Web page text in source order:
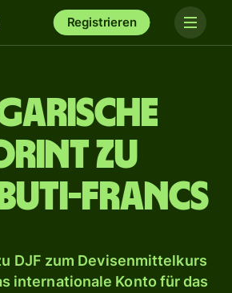
Registrieren
zu
Francs
DJF zum Devisenmittelkurs
internationale Konto für das